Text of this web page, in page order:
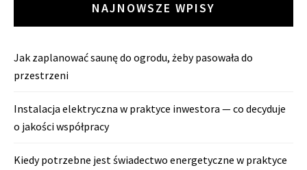
NAJNOWSZE WPISY
Jak zaplanować saunę do ogrodu, żeby pasowała do
przestrzeni
Instalacja elektryczna w praktyce inwestora — co decyduje
o jakości współpracy
Kiedy potrzebne jest świadectwo energetyczne w praktyce